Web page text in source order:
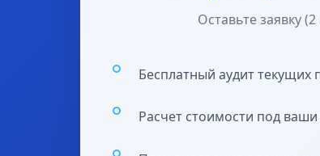
Оставьте заявку
Бесплатный аудит текущих
Расчет стоимости под ваши